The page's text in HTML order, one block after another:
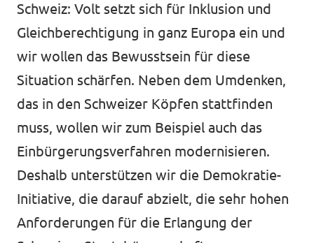
Schweiz: Volt setzt sich für Inklusion und
Gleichberechtigung in ganz Europa ein und
wir wollen das Bewusstsein für diese
Situation schärfen. Neben dem Umdenken,
das in den Schweizer Köpfen stattfinden
muss, wollen wir zum Beispiel auch das
Einbürgerungsverfahren modernisieren.
Deshalb unterstützen wir die Demokratie-
Initiative, die darauf abzielt, die sehr hohen
Anforderungen für die Erlangung der